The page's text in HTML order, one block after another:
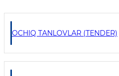
OCHIQ TANLOVLAR (TENDER)